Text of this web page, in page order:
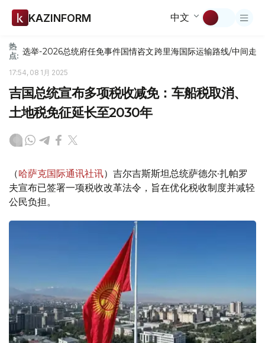
KAZINFORM 中文
热
点: 选举-2026总统府任免事件国情咨文跨里海国际运输路线/中间走廊
17:54, 08 1月 2025
吉国总统宣布多项税收减免：车船税取消、
土地税免征延长至2030年
（哈萨克国际通讯社讯）吉尔吉斯斯坦总统萨德尔·扎帕罗
夫宣布已签署一项税收改革法令，旨在优化税收制度并减轻
公民负担。